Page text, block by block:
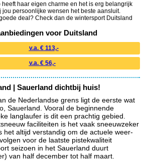
haar eigen charme en het is erg belangrijk
persoonlijke wensen het beste aansluit.
deal? Check dan de wintersport Duitsland
voor Duitsland
v.a. € 113,-
v.a. € 56,-
| Sauerland dichtbij huis!
de Nederlandse grens ligt de eerste wat
Sauerland. Vooral de beginnende
langlaufer is dit een prachtig gebied.
faciliteiten is het vaak sneeuwzeker
het altijd verstandig om de actuele weer-
voor de laatste pistekwaliteit
seizoen in het Sauerland duurt
van half december tot half maart.